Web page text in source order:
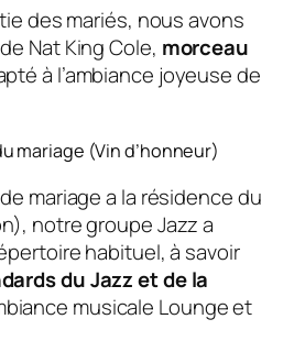
des mariés, nous avons
Nat King Cole, morceau
à l’ambiance joyeuse de
mariage (Vin d’honneur)
mariage a la résidence du
notre groupe Jazz a
habituel, à savoir
du Jazz et de la
musicale Lounge et